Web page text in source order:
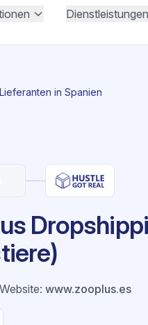
Dienstleistungen
in Spanien
: www.zooplus.es